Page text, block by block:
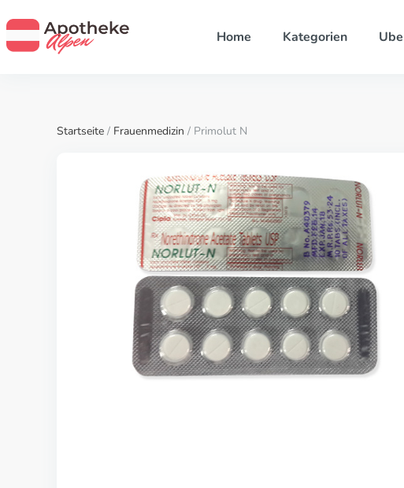
Home Kategorien
Startseite / Frauenmedizin / Primolut N